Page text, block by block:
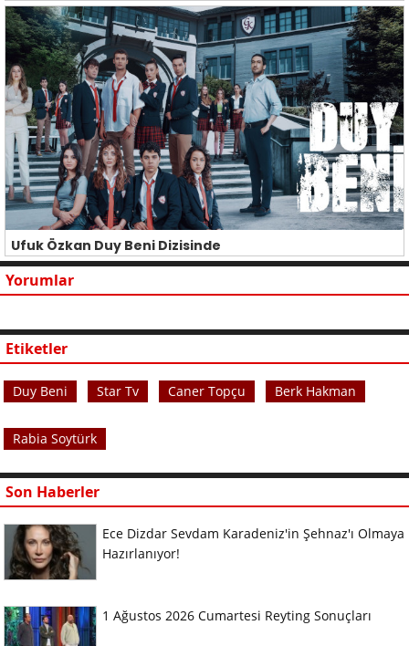
Ufuk Özkan Duy Beni Dizisinde
Yorumlar
Etiketler
Duy Beni Star Tv Caner Topçu Berk Hakman
Rabia Soytürk
Son Haberler
Ece Dizdar Sevdam Karadeniz'in Şehnaz'ı Olmaya
Hazırlanıyor!
1 Ağustos 2026 Cumartesi Reyting Sonuçları